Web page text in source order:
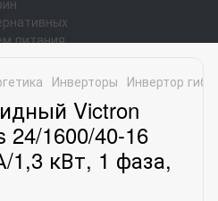
Инверторы Инвертор
Victron
24/1600/40-16
1,3 кВт, 1 фаза,